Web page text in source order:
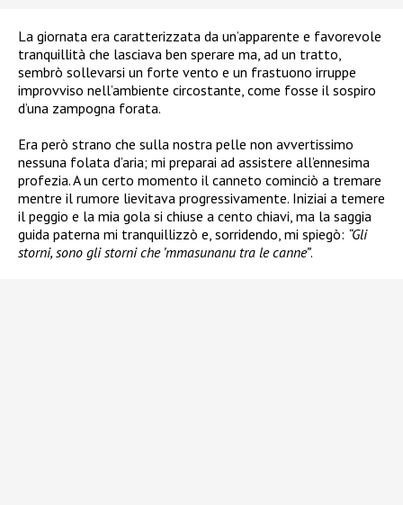
La giornata era caratterizzata da un’apparente e favorevole
tranquillità che lasciava ben sperare ma, ad un tratto,
sembrò sollevarsi un forte vento e un frastuono irruppe
improvviso nell’ambiente circostante, come fosse il sospiro
d’una zampogna forata.
Era però strano che sulla nostra pelle non avvertissimo
nessuna folata d’aria; mi preparai ad assistere all’ennesima
profezia. A un certo momento il canneto cominciò a tremare
mentre il rumore lievitava progressivamente. Iniziai a temere
il peggio e la mia gola si chiuse a cento chiavi, ma la saggia
guida paterna mi tranquillizzò e, sorridendo, mi spiegò: “Gli
storni, sono gli storni che ’mmasunanu tra le canne”.